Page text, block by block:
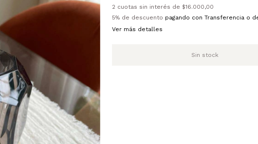
2 cuotas sin interés de $16.000,00
5% de descuento pagando con Transferencia o
Ver más detalles